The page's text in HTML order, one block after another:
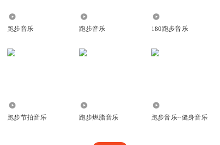
跑步音乐 跑步音乐 180跑步音乐
跑步节拍音乐 跑步燃脂音乐 跑步音乐--健身音乐